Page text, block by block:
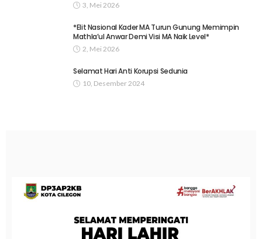
3, Mei 2026
*Elit Nasional Kader MA Turun Gunung Memimpin
Mathla’ul Anwar Demi Visi MA Naik Level*
2, Mei 2026
Selamat Hari Anti Korupsi Sedunia
10, Desember 2024